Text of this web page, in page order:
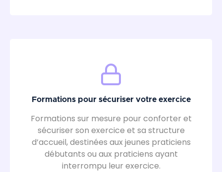
Formations pour sécuriser votre exercice
Formations sur mesure pour conforter et
sécuriser son exercice et sa structure
d’accueil, destinées aux jeunes praticiens
débutants ou aux praticiens ayant
interrompu leur exercice.